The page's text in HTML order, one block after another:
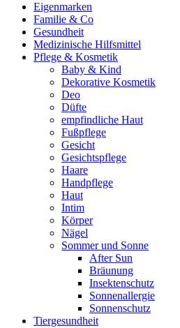
Eigenmarken
Familie & Co
Gesundheit
Medizinische Hilfsmittel
Pflege & Kosmetik
Baby & Kind
Dekorative Kosmetik
Deo
Düfte
empfindliche Haut
Fußpflege
Gesicht
Gesichtspflege
Haare
Handpflege
Haut
Intim
Körper
Nägel
Sommer und Sonne
After Sun
Bräunung
Insektenschutz
Sonnenallergie
Sonnenschutz
Tiergesundheit